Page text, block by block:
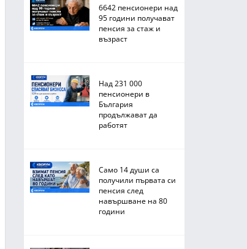
6642 пенсионери над
95 години получават
пенсия за стаж и
възраст
Над 231 000
пенсионери в
България
продължават да
работят
Само 14 души са
получили първата си
пенсия след
навършване на 80
години